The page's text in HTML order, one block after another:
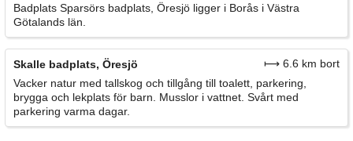
Badplats Sparsörs badplats, Öresjö ligger i Borås i Västra
Götalands län.
Skalle badplats, Öresjö
⟼ 6.6 km bort
Vacker natur med tallskog och tillgång till toalett, parkering,
brygga och lekplats för barn. Musslor i vattnet. Svårt med
parkering varma dagar.